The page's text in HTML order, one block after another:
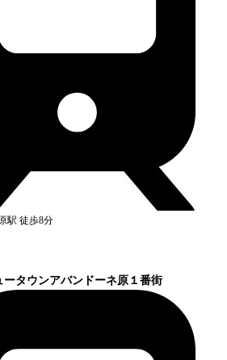
駅 徒歩8分
ータウンアバンドーネ原１番街